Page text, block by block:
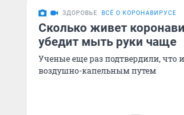
ЗДОРОВЬЕ ВСЁ О КОРОНАВИРУСЕ
Сколько живет
убедит мыть руки чаще
Ученые еще раз подтвердили, что
воздушно-капельным путем